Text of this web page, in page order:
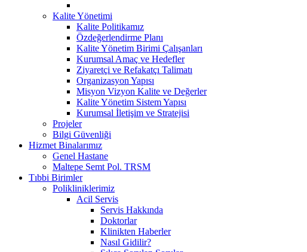
Kalite Yönetimi
Kalite Politikamız
Özdeğerlendirme Planı
Kalite Yönetim Birimi Çalışanları
Kurumsal Amaç ve Hedefler
Ziyaretçi ve Refakatçı Talimatı
Organizasyon Yapısı
Misyon Vizyon Kalite ve Değerler
Kalite Yönetim Sistem Yapısı
Kurumsal İletişim ve Stratejisi
Projeler
Bilgi Güvenliği
Hizmet Binalarımız
Genel Hastane
Maltepe Semt Pol. TRSM
Tıbbi Birimler
Polikliniklerimiz
Acil Servis
Servis Hakkında
Doktorlar
Klinikten Haberler
Nasıl Gidilir?